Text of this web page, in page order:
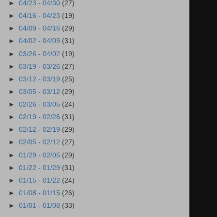
►04/23 - 04/30 (27)
►04/16 - 04/23 (19)
►04/09 - 04/16 (29)
►04/02 - 04/09 (31)
►03/26 - 04/02 (19)
►03/19 - 03/26 (27)
►03/12 - 03/19 (25)
►03/05 - 03/12 (29)
►02/26 - 03/05 (24)
►02/19 - 02/26 (31)
►02/12 - 02/19 (29)
►02/05 - 02/12 (27)
►01/29 - 02/05 (29)
►01/22 - 01/29 (31)
►01/15 - 01/22 (24)
►01/08 - 01/15 (26)
►01/01 - 01/08 (33)